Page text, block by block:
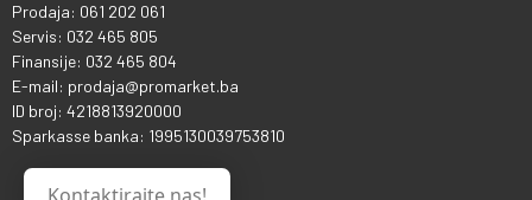
Prodaja: 061 202 061
Servis: 032 465 805
Finansije: 032 465 804
E-mail: prodaja@promarket.ba
ID broj: 4218813920000
Sparkasse banka: 1995130039753810